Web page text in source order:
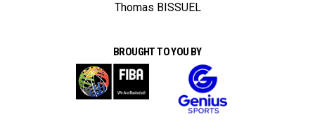
Thomas BISSUEL
BROUGHT TO YOU BY